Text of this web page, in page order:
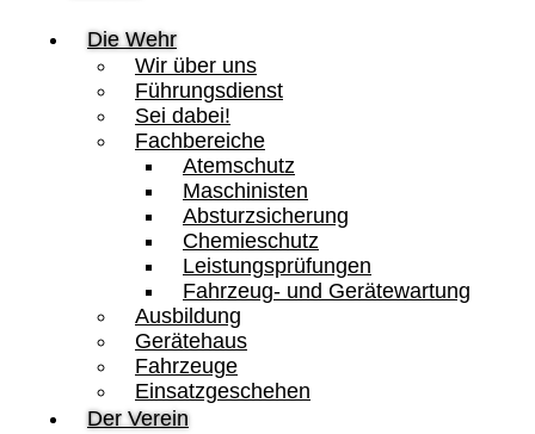
Die Wehr
Wir über uns
Führungsdienst
Sei dabei!
Fachbereiche
Atemschutz
Maschinisten
Absturzsicherung
Chemieschutz
Leistungsprüfungen
Fahrzeug- und Gerätewartung
Ausbildung
Gerätehaus
Fahrzeuge
Einsatzgeschehen
Der Verein